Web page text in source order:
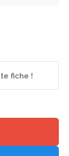
fiche !